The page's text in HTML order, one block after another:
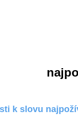
k slovu